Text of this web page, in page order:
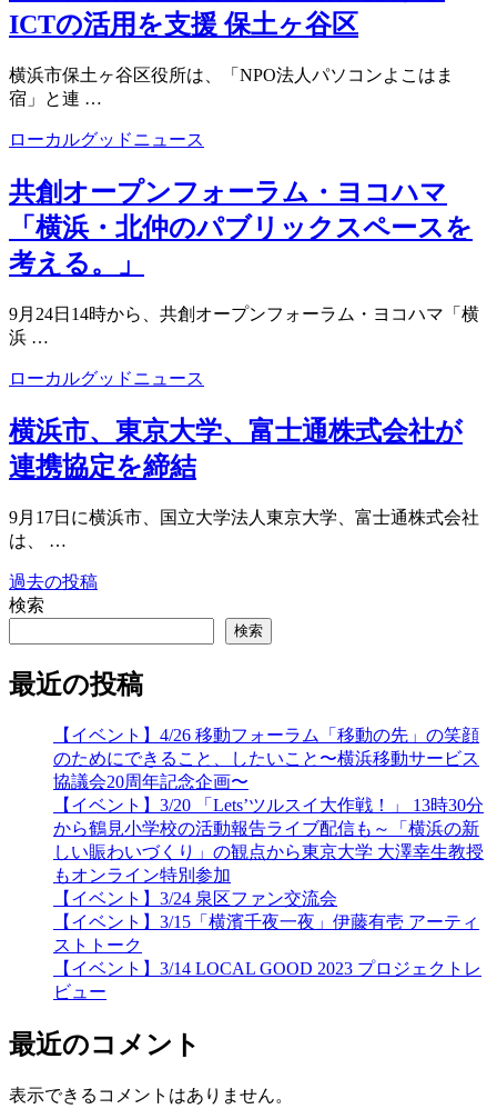
ICTの活用を支援 保土ヶ谷区
横浜市保土ヶ谷区役所は、「NPO法人パソコンよこはま
宿」と連 …
ローカルグッドニュース
共創オープンフォーラム・ヨコハマ
「横浜・北仲のパブリックスペースを
考える。」
9月24日14時から、共創オープンフォーラム・ヨコハマ「横
浜 …
ローカルグッドニュース
横浜市、東京大学、富士通株式会社が
連携協定を締結
9月17日に横浜市、国立大学法人東京大学、富士通株式会社
は、 …
投
稿
ビ
過去の投稿
検索
検索
最近の投稿
【イベント】4/26 移動フォーラム「移動の先」の笑顔
のためにできること、したいこと〜横浜移動サービス
協議会20周年記念企画〜
【イベント】3/20 「Lets’ツルスイ大作戦！」 13時30分
から鶴見小学校の活動報告ライブ配信も～「横浜の新
しい賑わいづくり」の観点から東京大学 大澤幸生教授
もオンライン特別参加
【イベント】3/24 泉区ファン交流会
【イベント】3/15「横濱千夜一夜」伊藤有壱 アーティ
ストトーク
【イベント】3/14 LOCAL GOOD 2023 プロジェクトレ
ビュー
最近のコメント
表示できるコメントはありません。